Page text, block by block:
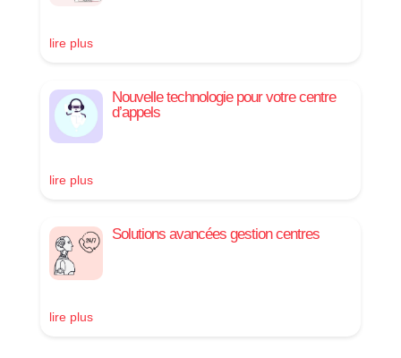
lire plus
Nouvelle technologie pour votre centre
d’appels
lire plus
Solutions avancées gestion centres
lire plus